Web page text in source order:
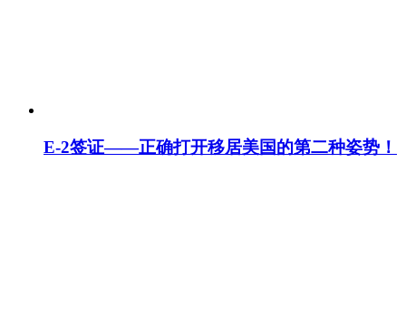
E-2签证——正确打开移居美国的第二种姿势！